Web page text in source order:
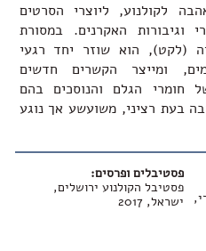
לקולנוע, ליוצרי הסרטים
וגיבורות האקרנים. במסורת
(לקט), הוא שוזר יחד רגעי
ומייצר הקשרים חדשים
חומרי הגלם והנוסכים בהם
בעת רציני, משועשע אך נוגע
פסטיבלים ופרסים:
פסטיבל הקולנוע ירושלים,
ישראל, 2017